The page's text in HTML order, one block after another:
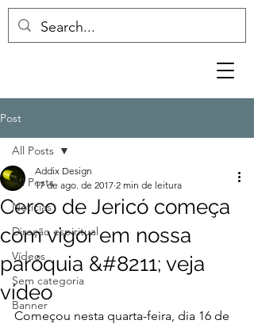
Post
All Posts
Notícias
Direção espiritual
Vídeos
Sem categoria
Banner
All Posts
Cerco de Jericó começa
com vigor em nossa
paróquia &#8211; veja
vídeo
Addix Design
17 de ago. de 2017 2 min de leitura
Começou nesta quarta-feira, dia 16 de